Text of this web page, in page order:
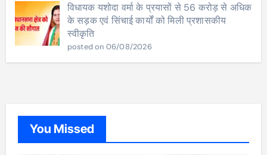
विधायक यशोदा वर्मा के प्रयासों से 56 करोड़ से अधिक
के सड़क एवं सिंचाई कार्यों को मिली प्रशासकीय
स्वीकृति
posted on 06/08/2026
You Missed